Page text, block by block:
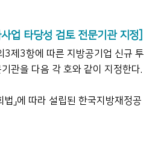
업 타당성 검토 전문기관 지정]
3제3항에 따른 지방공기업 신규 투
관을 다음 각 호와 같이 지정한다.
법」에 따라 설립된 한국지방재정공